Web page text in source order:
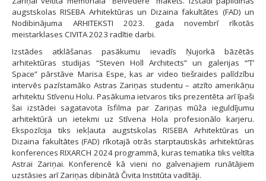
augstskolas RISEBA Arhitektūras un Dizaina fakultātes (FAD) un
Nodibinājuma ARHITEKSTI 2023. gada novembrī rīkotās
meistarklases CIVITA 2023 radītie darbi.
Izstādes atklāšanas pasākumu ievadīs Ņujorkā bāzētās
arhitektūras studijas “Steven Holl Architects” un galerijas “’T’
Space” pārstāve Marisa Espe, kas ar video tiešraides palīdzību
intervēs pazīstamāko Astras Zariņas studentu – atzīto amerikāņu
arhitektu Stīvenu Holu. Pasākuma ietvaros tiks prezentēta arī īpaši
šai izstādei sagatavota īsfilma par Zariņas mūža ieguldījumu
arhitektūrā un ietekmi uz Stīvena Hola profesionālo karjeru.
Ekspozīcija tiks iekļauta augstskolas RISEBA Arhitektūras un
Dizaina fakultātes (FAD) rīkotajā otrās starptautiskās arhitektūras
konferences RIXARCH 2024 programmā, kuras tematika tiks veltīta
Astrai Zariņai. Konferencē kā vieni no galvenajiem runātājiem
uzstāsies arī Zariņas dibinātā Čivita Institūta vadītāji.